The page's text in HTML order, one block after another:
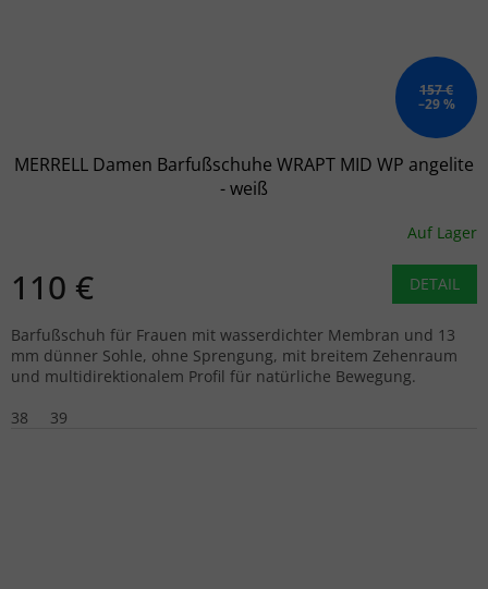
157 €
–29 %
MERRELL Damen Barfußschuhe WRAPT MID WP angelite
- weiß
Auf Lager
110 € DETAIL
Barfußschuh für Frauen mit wasserdichter Membran und 13
mm dünner Sohle, ohne Sprengung, mit breitem Zehenraum
und multidirektionalem Profil für natürliche Bewegung.
38
39